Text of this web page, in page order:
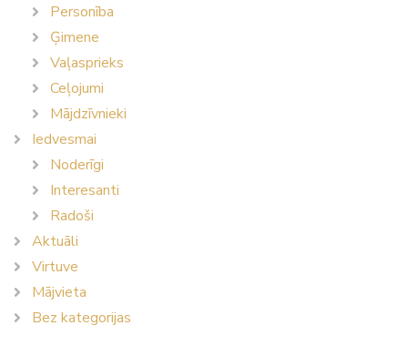
Personība
Ģimene
Vaļasprieks
Ceļojumi
Mājdzīvnieki
Iedvesmai
Noderīgi
Interesanti
Radoši
Aktuāli
Virtuve
Mājvieta
Bez kategorijas